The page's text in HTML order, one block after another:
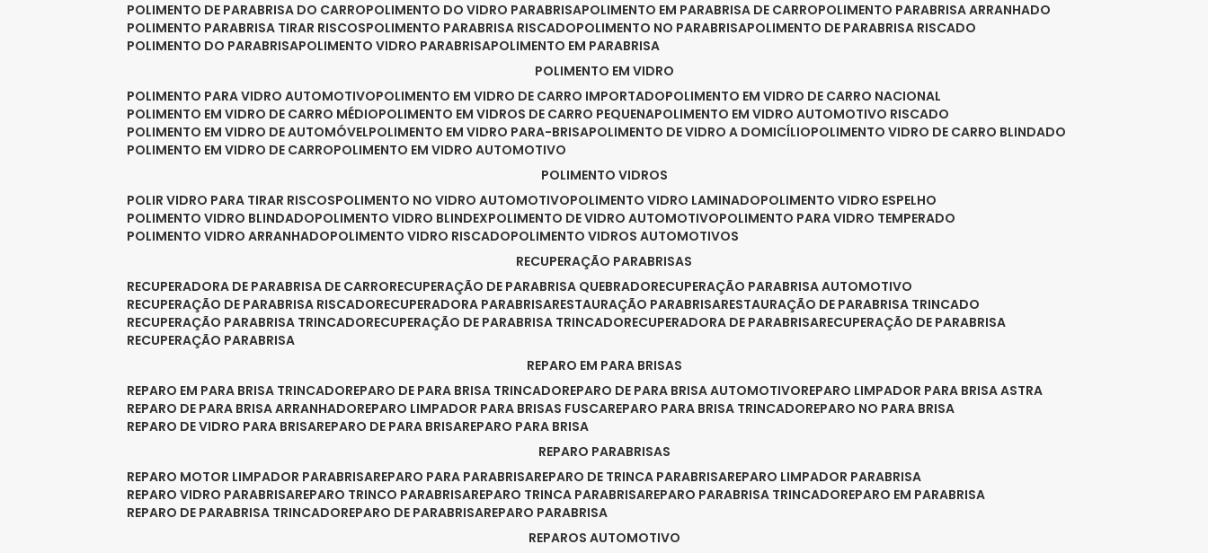
POLIMENTO DE PARABRISA DO CARRO POLIMENTO DO VIDRO PARABRISA POLIMENTO EM PARABRISA DE CARRO POLIMENTO PARABRISA ARRANHADO
POLIMENTO PARABRISA TIRAR RISCOS POLIMENTO PARABRISA RISCADO POLIMENTO NO PARABRISA POLIMENTO DE PARABRISA RISCADO
POLIMENTO DO PARABRISA POLIMENTO VIDRO PARABRISA POLIMENTO EM PARABRISA
POLIMENTO EM VIDRO
POLIMENTO PARA VIDRO AUTOMOTIVO POLIMENTO EM VIDRO DE CARRO IMPORTADO POLIMENTO EM VIDRO DE CARRO NACIONAL
POLIMENTO EM VIDRO DE CARRO MÉDIO POLIMENTO EM VIDROS DE CARRO PEQUENA POLIMENTO EM VIDRO AUTOMOTIVO RISCADO
POLIMENTO EM VIDRO DE AUTOMÓVEL POLIMENTO EM VIDRO PARA-BRISA POLIMENTO DE VIDRO A DOMICÍLIO POLIMENTO VIDRO DE CARRO BLINDADO
POLIMENTO EM VIDRO DE CARRO POLIMENTO EM VIDRO AUTOMOTIVO
POLIMENTO VIDROS
POLIR VIDRO PARA TIRAR RISCOS POLIMENTO NO VIDRO AUTOMOTIVO POLIMENTO VIDRO LAMINADO POLIMENTO VIDRO ESPELHO
POLIMENTO VIDRO BLINDADO POLIMENTO VIDRO BLINDEX POLIMENTO DE VIDRO AUTOMOTIVO POLIMENTO PARA VIDRO TEMPERADO
POLIMENTO VIDRO ARRANHADO POLIMENTO VIDRO RISCADO POLIMENTO VIDROS AUTOMOTIVOS
RECUPERAÇÃO PARABRISAS
RECUPERADORA DE PARABRISA DE CARRO RECUPERAÇÃO DE PARABRISA QUEBRADO RECUPERAÇÃO PARABRISA AUTOMOTIVO
RECUPERAÇÃO DE PARABRISA RISCADO RECUPERADORA PARABRISA RESTAURAÇÃO PARABRISA RESTAURAÇÃO DE PARABRISA TRINCADO
RECUPERAÇÃO PARABRISA TRINCADO RECUPERAÇÃO DE PARABRISA TRINCADO RECUPERADORA DE PARABRISA RECUPERAÇÃO DE PARABRISA
RECUPERAÇÃO PARABRISA
REPARO EM PARA BRISAS
REPARO EM PARA BRISA TRINCADO REPARO DE PARA BRISA TRINCADO REPARO DE PARA BRISA AUTOMOTIVO REPARO LIMPADOR PARA BRISA ASTRA
REPARO DE PARA BRISA ARRANHADO REPARO LIMPADOR PARA BRISAS FUSCA REPARO PARA BRISA TRINCADO REPARO NO PARA BRISA
REPARO DE VIDRO PARA BRISA REPARO DE PARA BRISA REPARO PARA BRISA
REPARO PARABRISAS
REPARO MOTOR LIMPADOR PARABRISA REPARO PARA PARABRISA REPARO DE TRINCA PARABRISA REPARO LIMPADOR PARABRISA
REPARO VIDRO PARABRISA REPARO TRINCO PARABRISA REPARO TRINCA PARABRISA REPARO PARABRISA TRINCADO REPARO EM PARABRISA
REPARO DE PARABRISA TRINCADO REPARO DE PARABRISA REPARO PARABRISA
REPAROS AUTOMOTIVO